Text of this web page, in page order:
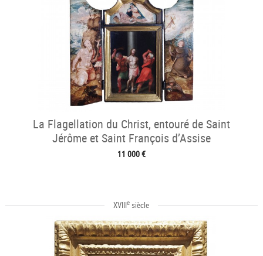
La Flagellation du Christ, entouré de Saint
Jérôme et Saint François d’Assise
11 000 €
XVIIIe siècle